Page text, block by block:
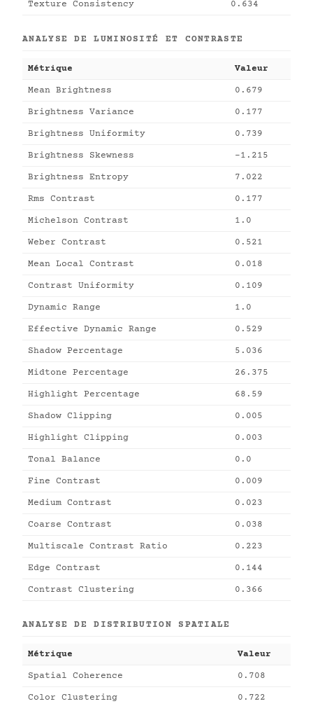
Texture Consistency 0.634
ANALYSE DE LUMINOSITÉ ET CONTRASTE
Métrique Valeur
Mean Brightness 0.679
Brightness Variance 0.177
Brightness Uniformity 0.739
Brightness Skewness -1.215
Brightness Entropy 7.022
Rms Contrast 0.177
Michelson Contrast 1.0
Weber Contrast 0.521
Mean Local Contrast 0.018
Contrast Uniformity 0.109
Dynamic Range 1.0
Effective Dynamic Range 0.529
Shadow Percentage 5.036
Midtone Percentage 26.375
Highlight Percentage 68.59
Shadow Clipping 0.005
Highlight Clipping 0.003
Tonal Balance 0.0
Fine Contrast 0.009
Medium Contrast 0.023
Coarse Contrast 0.038
Multiscale Contrast Ratio 0.223
Edge Contrast 0.144
Contrast Clustering 0.366
ANALYSE DE DISTRIBUTION SPATIALE
Métrique Valeur
Spatial Coherence 0.708
Color Clustering 0.722